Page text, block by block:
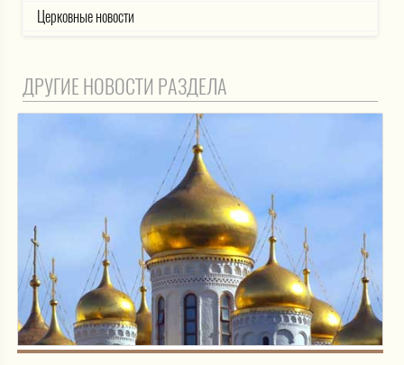
Церковные новости
ДРУГИЕ НОВОСТИ РАЗДЕЛА